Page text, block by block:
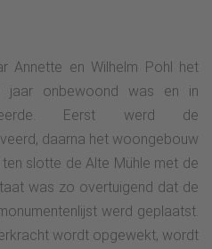
Annette en Wilhelm Pohl het
jaar onbewoond was en in
Eerst werd de
daarna het woongebouw
slotte de Alte Mühle met de
was zo overtuigend dat de
werd geplaatst.
wordt opgewekt, wordt